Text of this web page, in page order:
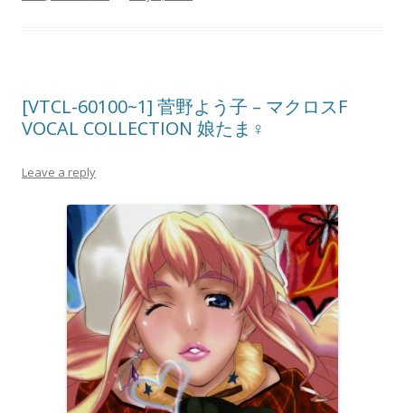
[VTCL-60100~1] 菅野よう子 – マクロスF
VOCAL COLLECTION 娘たま♀
Leave a reply